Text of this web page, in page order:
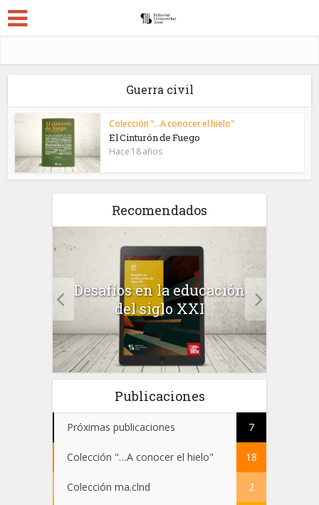
Guerra civil
Colección "...A conocer el hielo"
El Cinturón de Fuego
Hace 18 años
Recomendados
Desafíos en la educación
del siglo XXI
Publicaciones
Próximas publicaciones 7
Colección "…A conocer el hielo" 18
Colección ma.clnd 2